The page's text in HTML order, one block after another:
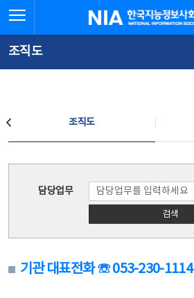
문
로
가
체
뉴
바
가
한국지능정보사회진흥원
조직도
조직도
담당업무
검색
기관 대표전화 ☏ 053-230-1114